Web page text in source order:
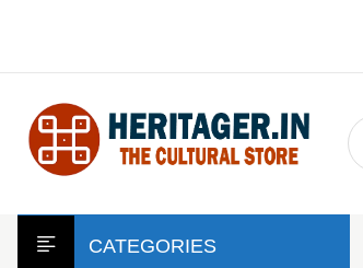
CATEGORIES